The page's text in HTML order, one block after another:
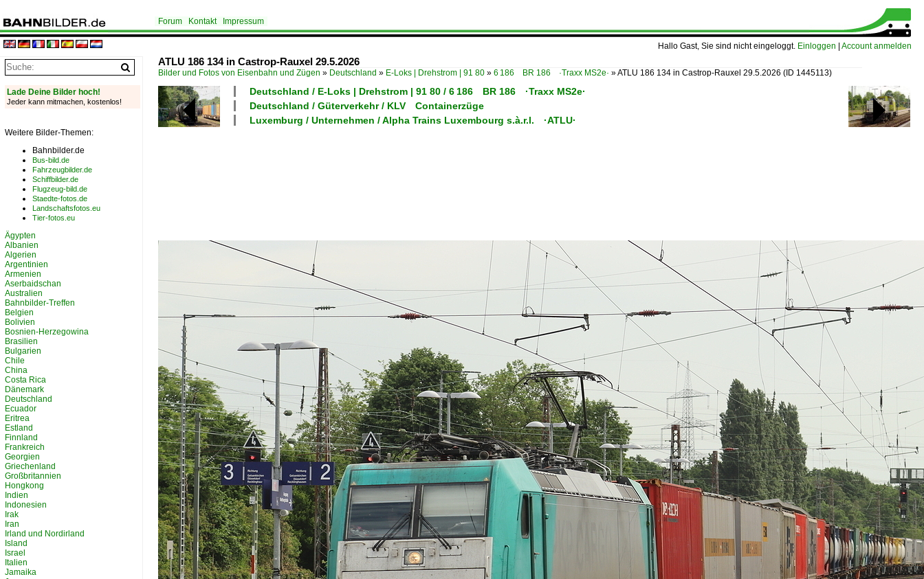
Hallo Gast, Sie sind nicht eingeloggt. Einloggen Account anmelden
Forum Kontakt Impressum
ATLU 186 134 in Castrop-Rauxel 29.5.2026
Bilder und Fotos von Eisenbahn und Zügen » Deutschland » E-Loks | Drehstrom | 91 80 » 6 186 BR 186 ·Traxx MS2e· »ATLU 186 134 in Castrop-Rauxel 29.5.2026 (ID 1445113)
Deutschland / E-Loks | Drehstrom | 91 80 / 6 186 BR 186 ·Traxx MS2e·
Deutschland / Güterverkehr / KLV Containerzüge
Luxemburg / Unternehmen / Alpha Trains Luxembourg s.à.r.l. ·ATLU·
Lade Deine Bilder hoch!
Jeder kann mitmachen, kostenlos!
Weitere Bilder-Themen:
Bahnbilder.de
Bus-bild.de
Fahrzeugbilder.de
Schiffbilder.de
Flugzeug-bild.de
Staedte-fotos.de
Landschaftsfotos.eu
Tier-fotos.eu
Ägypten
Albanien
Algerien
Argentinien
Armenien
Aserbaidschan
Australien
Bahnbilder-Treffen
Belgien
Bolivien
Bosnien-Herzegowina
Brasilien
Bulgarien
Chile
China
Costa Rica
Dänemark
Deutschland
Ecuador
Eritrea
Estland
Finnland
Frankreich
Georgien
Griechenland
Großbritannien
Hongkong
Indien
Indonesien
Irak
Iran
Irland und Nordirland
Island
Israel
Italien
Jamaika